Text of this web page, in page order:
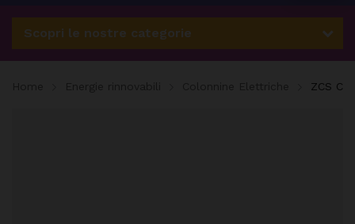
Scopri le nostre categorie
ZCS